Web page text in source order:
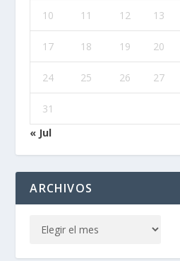
10 11 12 13
17 18 19 20
24 25 26 27
31
« Jul
ARCHIVOS